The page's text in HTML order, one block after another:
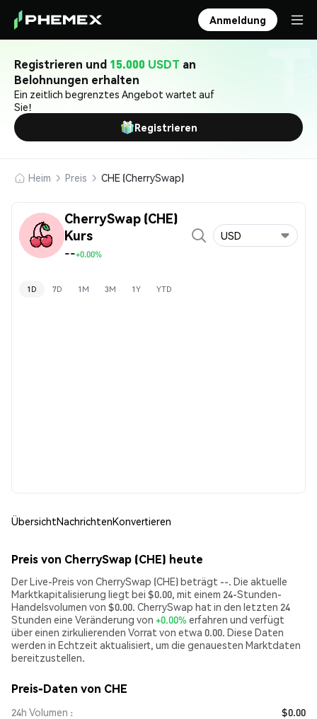
Anmeldung
Registrieren und 15.000 USDT an
Belohnungen erhalten
Ein zeitlich begrenztes Angebot wartet auf
Sie!
Registrieren
Heim Preis CHE (CherrySwap)
CherrySwap (CHE)
Kurs
--+0.00%
USD
1D 7D 1M 3M 1Y YTD
ÜbersichtNachrichtenKonvertieren
Preis von CherrySwap (CHE) heute
Der Live-Preis von CherrySwap (CHE) beträgt --. Die aktuelle
Marktkapitalisierung liegt bei $0.00, mit einem 24-Stunden-
Handelsvolumen von $0.00. CherrySwap hat in den letzten 24
Stunden eine Veränderung von +0.00% erfahren und verfügt
über einen zirkulierenden Vorrat von etwa 0.00. Diese Daten
werden in Echtzeit aktualisiert, um die genauesten Marktdaten
bereitzustellen.
Preis-Daten von CHE
24h Volumen
$0.00